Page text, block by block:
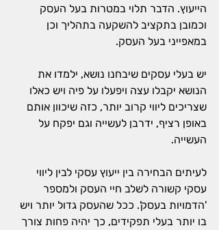
הייעוץ. הדבר תלוי במטרות בעל העסק
וכמובן בתקציב להשקעה בתהליך וכן
במאפייני בעל העסק.
יש בעלי עסקים שיבחנו נושא, ילמדו את
הנושא יקבלו עצה ויפעלו על פיה ויש כאלו
שצריכים ליווי קרוב יותר, כזה שיכוון אותם
באופן רציף, ידרבן לעשייה וגם יפקח על
העשייה.
לעיתים הבחירה בין ייעוץ עסקי לבין ליווי
עסקי קשורה לשלב חיי העסק ולמספר
'הדמויות בעסק'. ככל שהעסק גדול יותר ויש
בו יותר בעלי תפקידים, כך יהיה פחות צורך